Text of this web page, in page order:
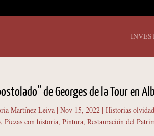
de Georges de la Tour en
Martínez Leiva| Nov 15, 2022| Historias
, Piezas con historia, Pintura, Restauración del